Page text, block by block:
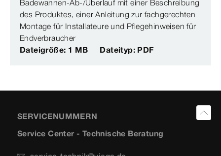
Badewannen-Ab-/Überlauf mit einer Beschreibung
des Produktes, einer Anleitung zur fachgerechten
Montage für Installateure und Pflegehinweisen für
Endverbraucher
Dateigröße: 1 MB
Dateityp: PDF
SERVICENUMMERN
Service Center - Technische Beratung